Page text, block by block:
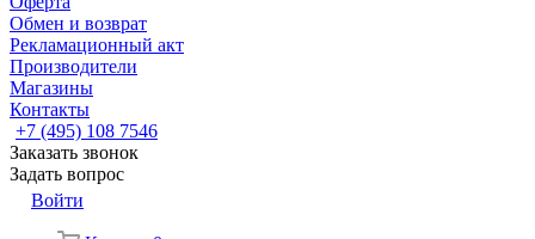
Обмен и возврат
Рекламационный акт
Производители
Магазины
Контакты
+7 (495) 108 7546
Заказать звонок
Задать вопрос
Войти